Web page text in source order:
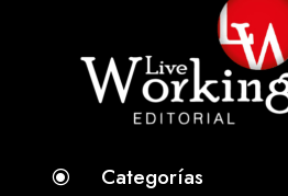
\ Categorías